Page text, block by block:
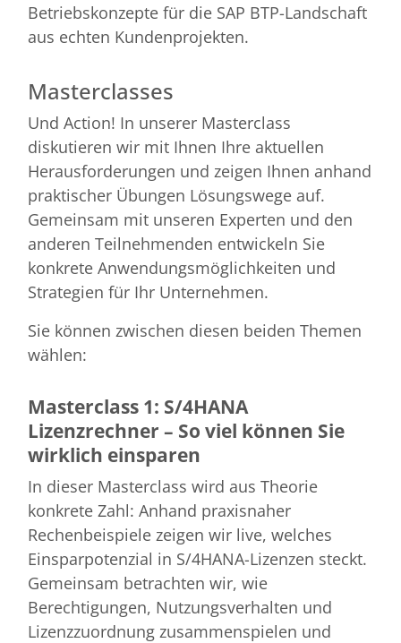
Betriebskonzepte für die SAP BTP-Landschaft
aus echten Kundenprojekten.
Masterclasses
Und Action! In unserer Masterclass
diskutieren wir mit Ihnen Ihre aktuellen
Herausforderungen und zeigen Ihnen anhand
praktischer Übungen Lösungswege auf.
Gemeinsam mit unseren Experten und den
anderen Teilnehmenden entwickeln Sie
konkrete Anwendungsmöglichkeiten und
Strategien für Ihr Unternehmen.
Sie können zwischen diesen beiden Themen
wählen:
Masterclass 1: S/4HANA
Lizenzrechner – So viel können Sie
wirklich einsparen
In dieser Masterclass wird aus Theorie
konkrete Zahl: Anhand praxisnaher
Rechenbeispiele zeigen wir live, welches
Einsparpotenzial in S/4HANA-Lizenzen steckt.
Gemeinsam betrachten wir, wie
Berechtigungen, Nutzungsverhalten und
Lizenzzuordnung zusammenspielen und